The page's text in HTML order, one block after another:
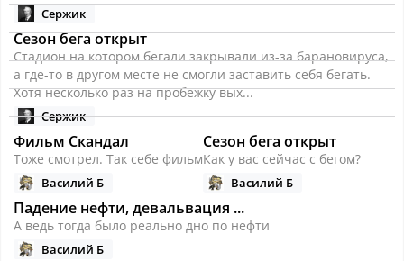
Сержик
Сезон бега открыт
Стадион на котором бегали закрывали из-за барановируса,
а где-то в другом месте не смогли заставить себя бегать.
Хотя несколько раз на пробежку вых...
Сержик
Фильм Скандал
Тоже смотрел. Так себе фильм
Василий Б
Сезон бега открыт
Как у вас сейчас с бегом?
Василий Б
Падение нефти, девальвация ...
А ведь тогда было реально дно по нефти
Василий Б